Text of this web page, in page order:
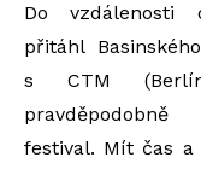
Do vzdálenosti
přitáhl
s CTM
pravděpodobně
festival. Mít čas